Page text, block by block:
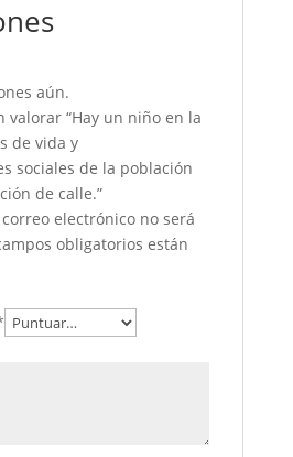
aún.
valorar “Hay un niño en la
de vida y
sociales de la población
de calle.”
electrónico no será
obligatorios están